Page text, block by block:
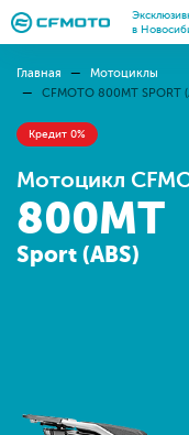
в
Главная
Мотоциклы
CFMOTO 800MT SPORT
Кредит 0%
Мотоцикл
800MT
Sport (ABS)